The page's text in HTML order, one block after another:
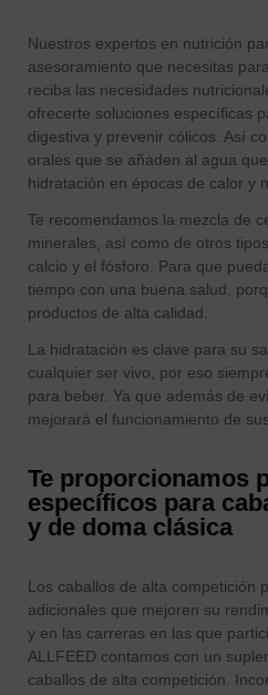
Nuestros expertos en nutrición
asesoramiento que necesitas
reciba las necesidades
ofrecerte soluciones específicas
digestiva y prevenir cólicos. Así
orales que se añaden al agua
hidratación en épocas de calor y
Te recomendamos la mezcla de
minerales, así como de otros
calcio y el fósforo. Para que
tiempo con una buena salud,
productos de alta calidad.
La hidratación es clave para su
cualquier ser vivo, por eso
para beber. Ya que además de
mejorará el funcionamiento de
Te proporcionamos
específicos para
y de doma clásica
Los caballos de alta competición
adicionales que mejoren su
y en las carreras en las que
ALLFEED contamos con un
caballos de alta competición.